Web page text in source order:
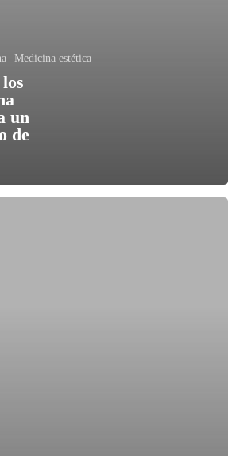
Medicina estética
un
de